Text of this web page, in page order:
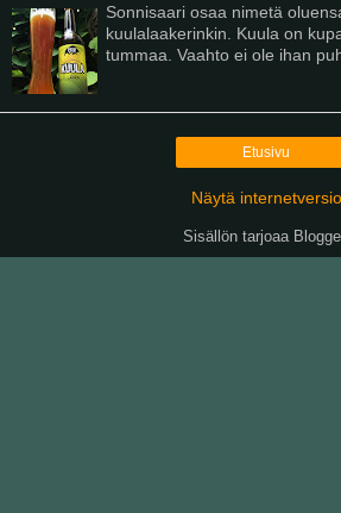
Sonnisaari osaa nimetä
kuulalaakerinkin. Kuula on
tummaa. Vaahto ei ole ihan
Etusivu
Näytä internetversio
Sisällön tarjoaa